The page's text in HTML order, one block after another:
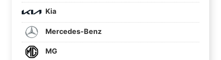
Kia
Mercedes-Benz
MG